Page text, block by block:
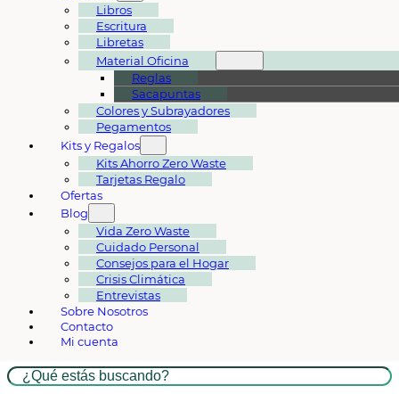
Libros
Escritura
Libretas
Material Oficina
Reglas
Sacapuntas
Colores y Subrayadores
Pegamentos
Kits y Regalos
Kits Ahorro Zero Waste
Tarjetas Regalo
Ofertas
Blog
Vida Zero Waste
Cuidado Personal
Consejos para el Hogar
Crisis Climática
Entrevistas
Sobre Nosotros
Contacto
Mi cuenta
Buscar